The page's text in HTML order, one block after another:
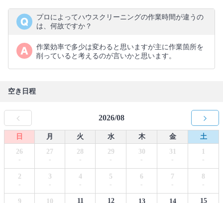
プロによってハウスクリーニングの作業時間が違うの
は、何故ですか？
作業効率で多少は変わると思いますが主に作業箇所を
削っていると考えるのが言いかと思います。
空き日程
2026/08
日 月 火 水 木 金
土
26
-
27
-
28
-
29
-
30
-
31
-
1
-
2
-
3
-
4
-
5
-
6
-
7
-
8
-
9
10
11 12
13
14
15